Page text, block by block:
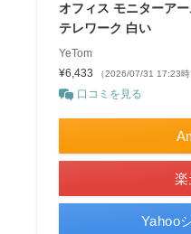
オフィス モニターア
テレワーク 白い
YeTom
¥6,433
（2026/07/31 17:23
口コミを見る
Yahoo